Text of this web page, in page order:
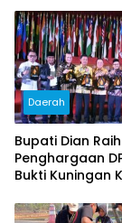
Daerah
Bupati Dian Raih
Penghargaan
Bukti Kuningan